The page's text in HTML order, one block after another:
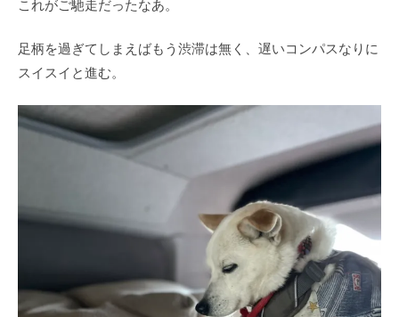
これがご馳走だったなあ。
足柄を過ぎてしまえばもう渋滞は無く、遅いコンパスなりに
スイスイと進む。